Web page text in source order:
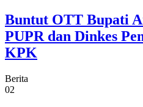
Buntut OTT Bupati
PUPR dan Dinkes
KPK
Berita
02